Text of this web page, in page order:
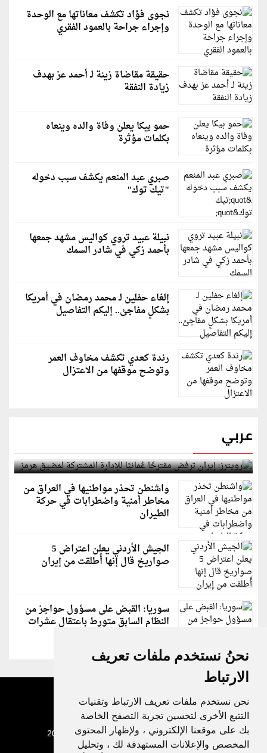
نحنُ نستخدم ملفات تعريف
الارتباط
نحن نستخدم ملفات تعريف الارتباط وتقنيات
التتبع الأخرى لتحسين تجربة التصفح الخاصة
بك على موقعنا الإلكتروني ، ولإظهار المحتوى
المخصص والإعلانات المستهدفة لك ، وتحليل
نجوى فؤاد تكشف معاناتها مع الوحدة
وإجراء جراحة بالعمود الفقري
حقيقة مقاضاة زينة لـ أحمد عز بهدف
زيادة النفقة
حمو بيكا يعلن وفاة والده وينعاه
بكلمات مؤثرة
صبري عبد المنعم يكشف سبب دخوله
"تيك توك"
نبيلة عبيد تروي كواليس مشهد جمعها
بأحمد زكي في شادر السمك
إلغاء حفلين لـ محمد رمضان في أمريكا
بشكلٍ مفاجئ.. إليكم التفاصيل
رندة كعدي تكشف مخاوف العمر
وتوضح موقفها من الاعتزال
عربي
رويترز: إيران ترفض مقترحًا عُمانيًا للإدارة المشتركة
لمضيق هرمز
واشنطن تحذر مواطنيها في العراق من
مخاطر أمنية واضطرابات في حركة
الطيران
الجيش الأردني يعلن اعتراض 5
صواريخ قال إنها أُطلقت من إيران
سوريا: القبض على مسؤول حواجز من
النظام السابق متورط باعتقال عشرات
جميع الحقوق محفوظة لدنيا الوطن © 2003 - 2022